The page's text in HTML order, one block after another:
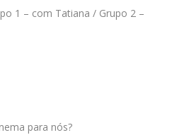
1 – com Tatiana / Grupo 2 –
para nós?